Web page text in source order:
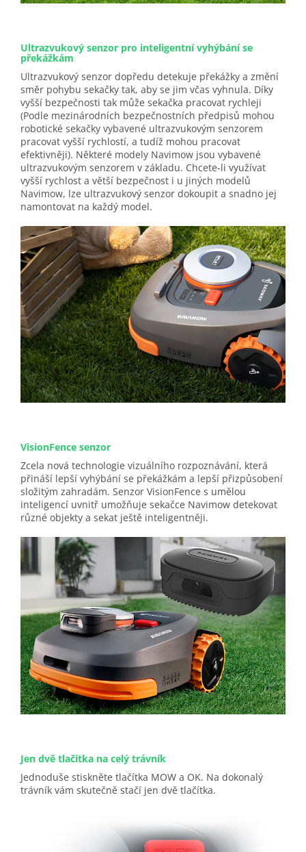
Ultrazvukový senzor pro inteligentní vyhýbání se
překážkám
Ultrazvukový senzor dopředu detekuje překážky a změní
směr pohybu sekačky tak, aby se jim včas vyhnula. Díky
vyšší bezpečnosti tak může sekačka pracovat rychleji
(Podle mezinárodních bezpečnostních předpisů mohou
robotické sekačky vybavené ultrazvukovým senzorem
pracovat vyšší rychlostí, a tudíž mohou pracovat
efektivněji). Některé modely Navimow jsou vybavené
ultrazvukovým senzorem v základu. Chcete-li využívat
vyšší rychlost a větší bezpečnost i u jiných modelů
Navimow, lze ultrazvukový senzor dokoupit a snadno jej
namontovat na každý model.
VisionFence senzor
Zcela nová technologie vizuálního rozpoznávání, která
přináší lepší vyhýbání se překážkám a lepší přizpůsobení
složitým zahradám. Senzor VisionFence s umělou
inteligencí uvnitř umožňuje sekačce Navimow detekovat
různé objekty a sekat ještě inteligentněji.
Jen dvě tlačítka na celý trávník
Jednoduše stiskněte tlačítka MOW a OK. Na dokonalý
trávník vám skutečně stačí jen dvě tlačítka.